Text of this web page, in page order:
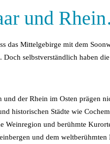
und
das Mittelgebirge mit dem
Doch selbstverständlich haben
der Rhein im Osten prägen
historischen Städte wie
Weinregion und berühmte
und dem